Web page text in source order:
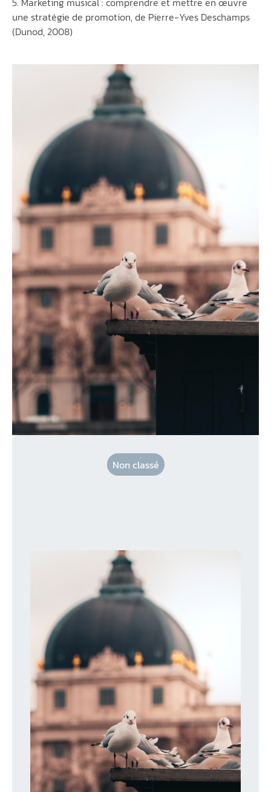
une stratégie de promotion, de Pierre-Yves Deschamps
(Dunod, 2008)
Non classé